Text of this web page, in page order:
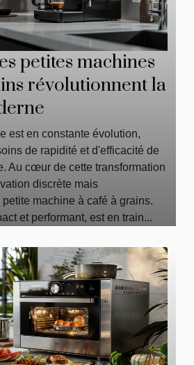
petites machines
révolutionnent la
est en constante évolution,
de rapidité et d'efficacité de
Au cœur de cette transformation
discrète mais
machine à café à grains.
et performant, est en train...